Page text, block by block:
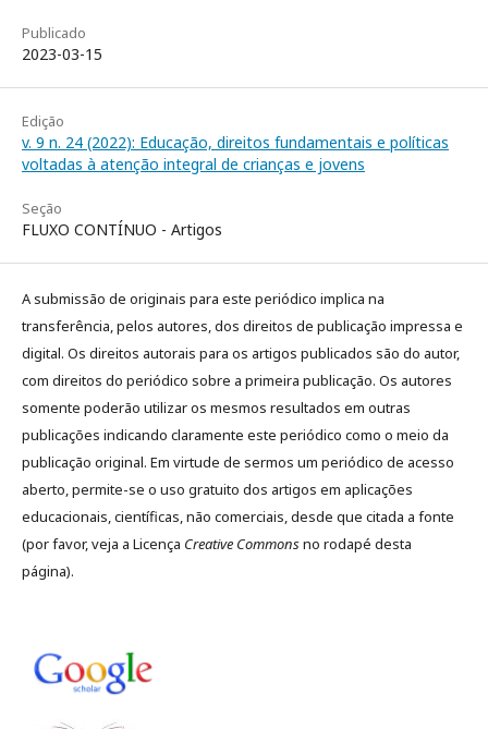
Publicado
2023-03-15
Edição
v. 9 n. 24 (2022): Educação, direitos fundamentais e políticas
voltadas à atenção integral de crianças e jovens
Seção
FLUXO CONTÍNUO - Artigos
A submissão de originais para este periódico implica na
transferência, pelos autores, dos direitos de publicação impressa e
digital. Os direitos autorais para os artigos publicados são do autor,
com direitos do periódico sobre a primeira publicação. Os autores
somente poderão utilizar os mesmos resultados em outras
publicações indicando claramente este periódico como o meio da
publicação original. Em virtude de sermos um periódico de acesso
aberto, permite-se o uso gratuito dos artigos em aplicações
educacionais, científicas, não comerciais, desde que citada a fonte
(por favor, veja a Licença Creative Commonsno rodapé desta
página).